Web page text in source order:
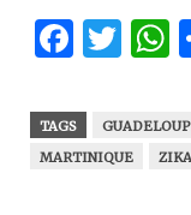
TAGS
MARTINIQUE
ZIKA